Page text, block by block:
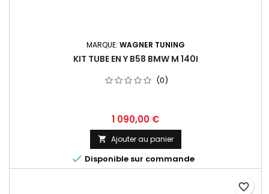
MARQUE: WAGNER TUNING
KIT TUBE EN Y B58 BMW M 140I
(0)
Prix
1 090,00 €
 Ajouter au panier
 Disponible sur commande
favorite_border